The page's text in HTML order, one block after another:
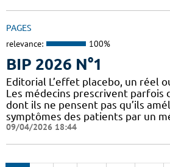
PAGES
relevance: 100%
BIP 2026 N°1
Editorial L’effet placebo, un réel
Les médecins prescrivent parfois
dont ils ne pensent pas qu’ils
symptômes des patients par un
09/04/2026 18:44